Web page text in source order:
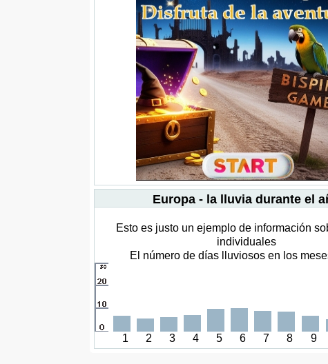
Europa - la lluvia durante el
Esto es justo un ejemplo de información
individuales
El número de días lluviosos en los
1 2 3 4 5 6 7 8 9